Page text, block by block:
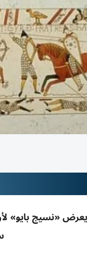
«نسيج بايو»